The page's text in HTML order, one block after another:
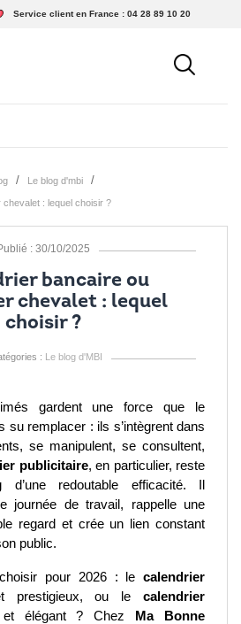
Service client en France : 04 28 89 10 20
le blog d'mbi
chevalet : lequel choisir ?
: 30/10/2025
bancaire ou
chevalet : lequel
choisir ?
: Le blog d'MBI
gardent une force que le
su remplacer : ils s’intègrent dans
se manipulent, se consultent,
publicitaire, en particulier, reste
redoutable efficacité. Il
regard et crée un lien constant
public.
pour 2026 : le calendrier
prestigieux, ou le calendrier
et élégant ? Chez
Ma Bonne